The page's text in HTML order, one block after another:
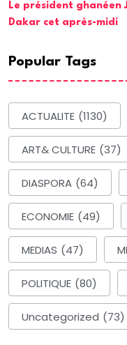
Le président ghanéen
Dakar cet après-midi
Popular Tags
ACTUALITE (1130)
ART& CULTURE (37)
DIASPORA (64)
ECONOMIE (49)
MEDIAS (47)
POLITIQUE (80)
Uncategorized (73)